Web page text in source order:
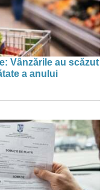
Vânzările au scăzut
a anului